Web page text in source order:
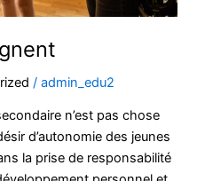
/admin_edu2
n’est pas chose
d’autonomie des jeunes
la prise de responsabilité